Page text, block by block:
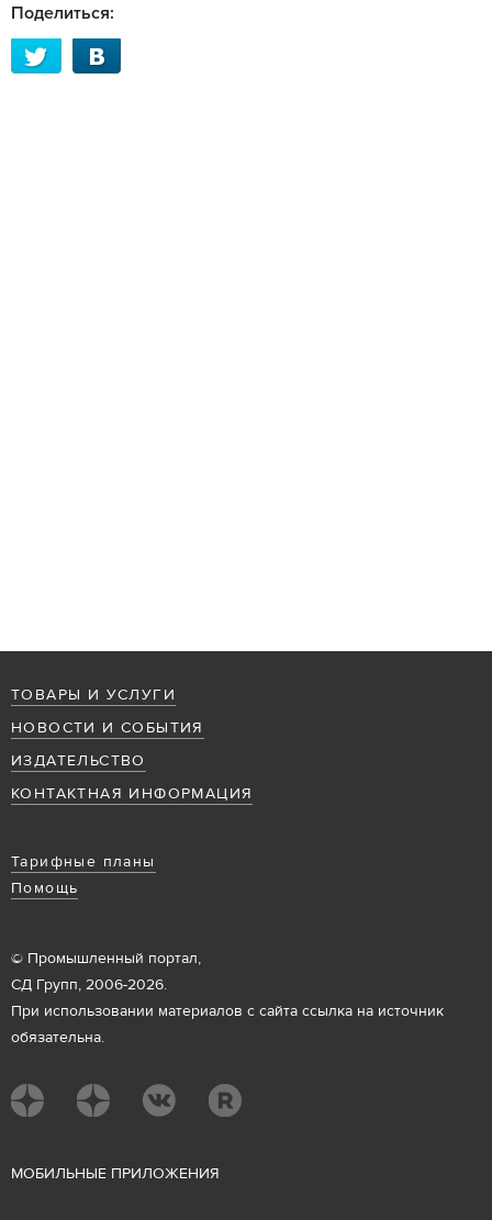
Поделиться:
ТОВАРЫ И УСЛУГИ
НОВОСТИ И СОБЫТИЯ
ИЗДАТЕЛЬСТВО
КОНТАКТНАЯ ИНФОРМАЦИЯ
Тарифные планы
Помощь
© Промышленный портал,
СД Групп, 2006-2026.
При использовании материалов с сайта ссылка на источник
обязательна.
МОБИЛЬНЫЕ ПРИЛОЖЕНИЯ